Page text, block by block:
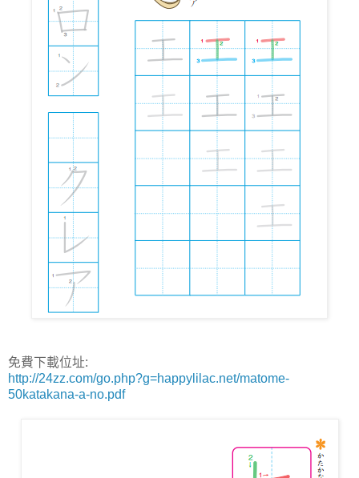
免費下載位址:
http://24zz.com/go.php?g=happylilac.net/matome-
50katakana-a-no.pdf